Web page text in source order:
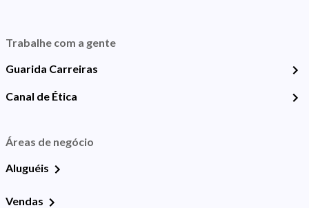
Trabalhe com a gente
Guarida Carreiras
Canal de Ética
Áreas de negócio
Aluguéis
Vendas